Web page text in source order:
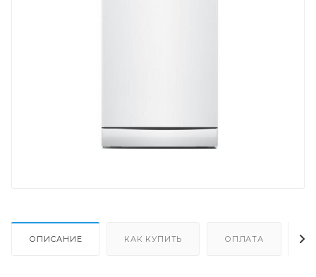
ОПИСАНИЕ КАК КУПИТЬ ОПЛАТА